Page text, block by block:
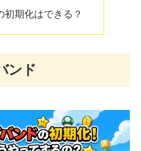
初期化はできる？
ンド